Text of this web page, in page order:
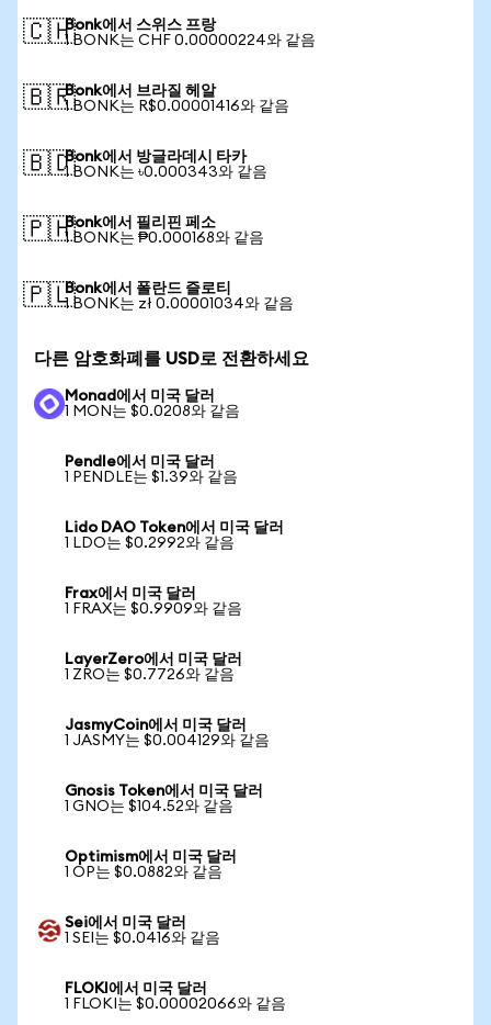
🇨🇭Bonk에서 스위스 프랑
1 BONK는 CHF 0.00000224와 같음
🇧🇷Bonk에서 브라질 헤알
1 BONK는 R$0.00001416와 같음
🇧🇩Bonk에서 방글라데시 타카
1 BONK는 ৳0.000343와 같음
🇵🇭Bonk에서 필리핀 페소
1 BONK는 ₱0.000168와 같음
🇵🇱Bonk에서 폴란드 즐로티
1 BONK는 zł 0.00001034와 같음
다른 암호화폐를 USD로 전환하세요
Monad에서 미국 달러
1 MON는 $0.0208와 같음
Pendle에서 미국 달러
1 PENDLE는 $1.39와 같음
Lido DAO Token에서 미국 달러
1 LDO는 $0.2992와 같음
Frax에서 미국 달러
1 FRAX는 $0.9909와 같음
LayerZero에서 미국 달러
1 ZRO는 $0.7726와 같음
JasmyCoin에서 미국 달러
1 JASMY는 $0.004129와 같음
Gnosis Token에서 미국 달러
1 GNO는 $104.52와 같음
Optimism에서 미국 달러
1 OP는 $0.0882와 같음
Sei에서 미국 달러
1 SEI는 $0.0416와 같음
FLOKI에서 미국 달러
1 FLOKI는 $0.00002066와 같음